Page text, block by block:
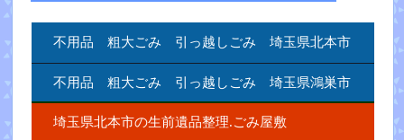
不用品 粗大ごみ 引っ越しごみ 埼玉県北本市
不用品 粗大ごみ 引っ越しごみ 埼玉県鴻巣市
埼玉県北本市の生前遺品整理.ごみ屋敷